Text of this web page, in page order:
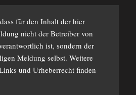
für den Inhalt der hier
nicht der Betreiber von
ist, sondern der
Meldung selbst. Weitere
und Urheberrecht finden